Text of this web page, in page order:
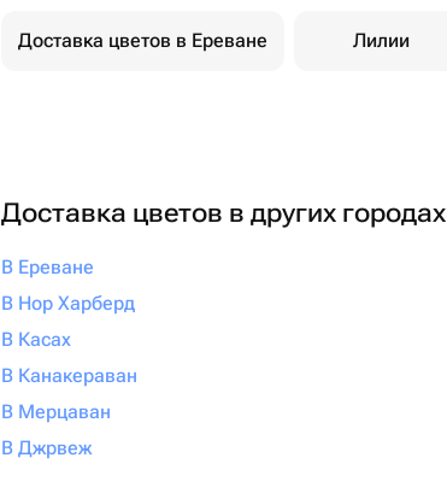
Доставка цветов в Ереване Лилии
Доставка цветов в других городах
В Ереване
В Нор Харберд
В Касах
В Канакераван
В Мерцаван
В Джрвеж